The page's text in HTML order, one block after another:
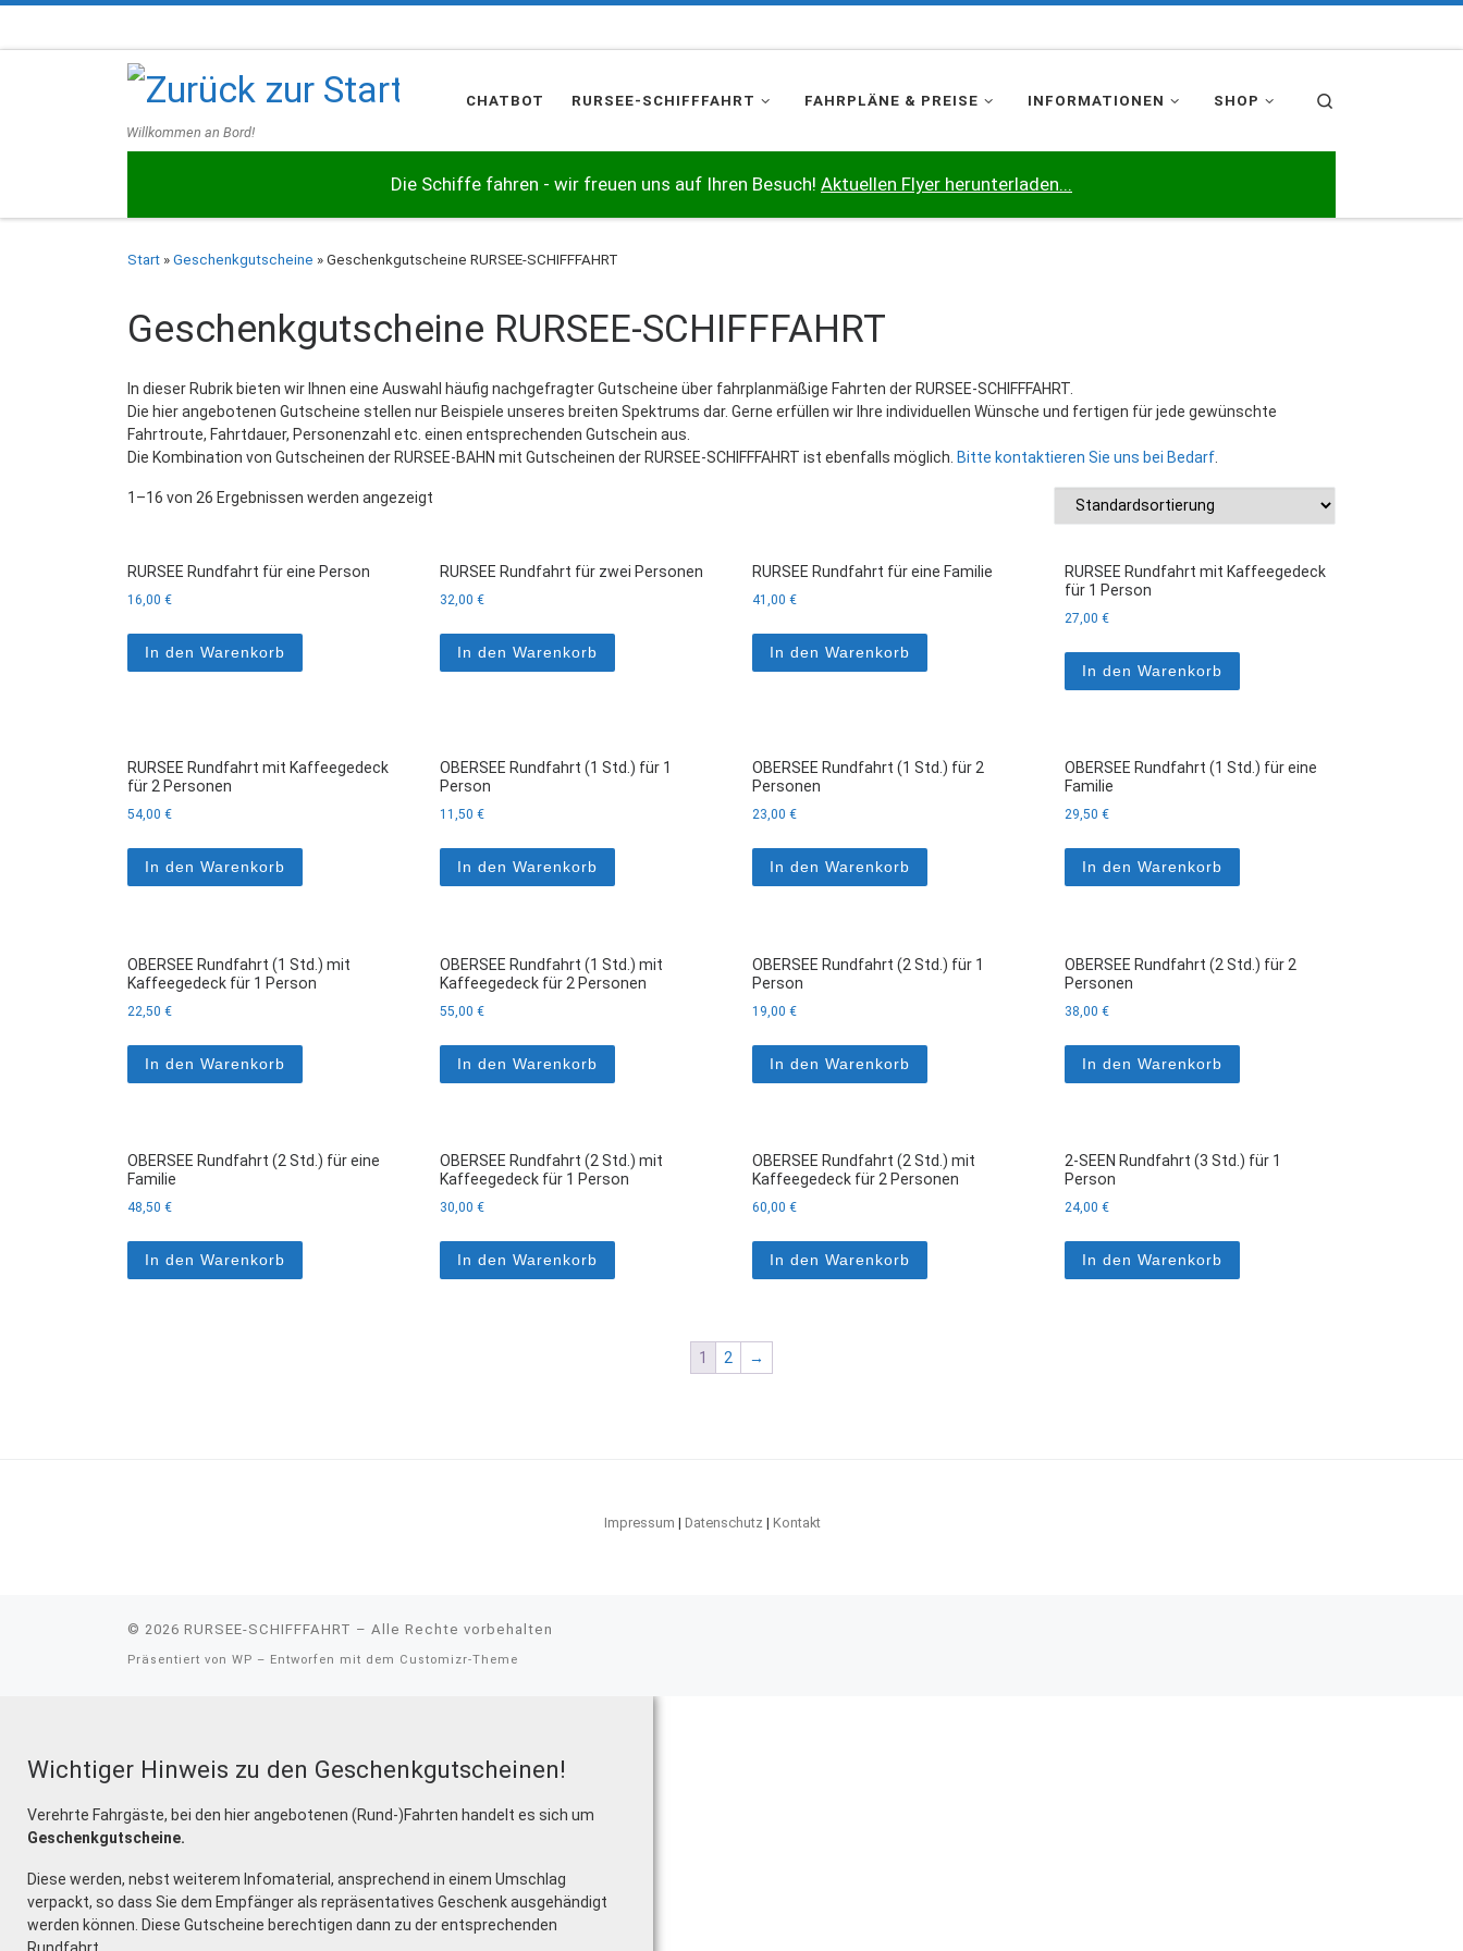
Willkommen an Bord!
CHATBOT RURSEE-SCHIFFFAHRT FAHRPLÄNE & PREISE INFORMATIONEN SHOP
Die Schiffe fahren - wir freuen uns auf Ihren Besuch! Aktuellen Flyer herunterladen...
Start » Geschenkgutscheine » Geschenkgutscheine RURSEE-SCHIFFFAHRT
Geschenkgutscheine RURSEE-SCHIFFFAHRT
In dieser Rubrik bieten wir Ihnen eine Auswahl häufig nachgefragter Gutscheine über fahrplanmäßige Fahrten der RURSEE-SCHIFFFAHRT.
Die hier angebotenen Gutscheine stellen nur Beispiele unseres breiten Spektrums dar. Gerne erfüllen wir Ihre individuellen Wünsche und fertigen für jede gewünschte
Fahrtroute, Fahrtdauer, Personenzahl etc. einen entsprechenden Gutschein aus.
Die Kombination von Gutscheinen der RURSEE-BAHN mit Gutscheinen der RURSEE-SCHIFFFAHRT ist ebenfalls möglich. Bitte kontaktieren Sie uns bei Bedarf
1–16 von 26 Ergebnissen werden angezeigt
RURSEE Rundfahrt für eine Person
16,00 €
In den Warenkorb
RURSEE Rundfahrt für zwei Personen
32,00 €
In den Warenkorb
RURSEE Rundfahrt für eine Familie
41,00 €
In den Warenkorb
RURSEE Rundfahrt mit Kaffeegedeck
für 1 Person
27,00 €
In den Warenkorb
RURSEE Rundfahrt mit Kaffeegedeck
für 2 Personen
54,00 €
In den Warenkorb
OBERSEE Rundfahrt (1 Std.) für 1
Person
11,50 €
In den Warenkorb
OBERSEE Rundfahrt (1 Std.) für 2
Personen
23,00 €
In den Warenkorb
OBERSEE Rundfahrt (1 Std.) für eine
Familie
29,50 €
In den Warenkorb
OBERSEE Rundfahrt (1 Std.) mit
Kaffeegedeck für 1 Person
22,50 €
In den Warenkorb
OBERSEE Rundfahrt (1 Std.) mit
Kaffeegedeck für 2 Personen
55,00 €
In den Warenkorb
OBERSEE Rundfahrt (2 Std.) für 1
Person
19,00 €
In den Warenkorb
OBERSEE Rundfahrt (2 Std.) für 2
Personen
38,00 €
In den Warenkorb
OBERSEE Rundfahrt (2 Std.) für eine
Familie
48,50 €
In den Warenkorb
OBERSEE Rundfahrt (2 Std.) mit
Kaffeegedeck für 1 Person
30,00 €
In den Warenkorb
OBERSEE Rundfahrt (2 Std.) mit
Kaffeegedeck für 2 Personen
60,00 €
In den Warenkorb
2-SEEN Rundfahrt (3 Std.) für 1
Person
24,00 €
In den Warenkorb
1 2 →
Impressum | Datenschutz | Kontakt
© 2026 RURSEE-SCHIFFFAHRT – Alle Rechte vorbehalten
Präsentiert von WP – Entworfen mit dem Customizr-Theme
Wichtiger Hinweis zu den Geschenkgutscheinen!
Verehrte Fahrgäste, bei den hier angebotenen (Rund-)Fahrten handelt es sich um
Geschenkgutscheine.
Diese werden, nebst weiterem Infomaterial, ansprechend in einem Umschlag
verpackt, so dass Sie dem Empfänger als repräsentatives Geschenk ausgehändigt
werden können. Diese Gutscheine berechtigen dann zu der entsprechenden